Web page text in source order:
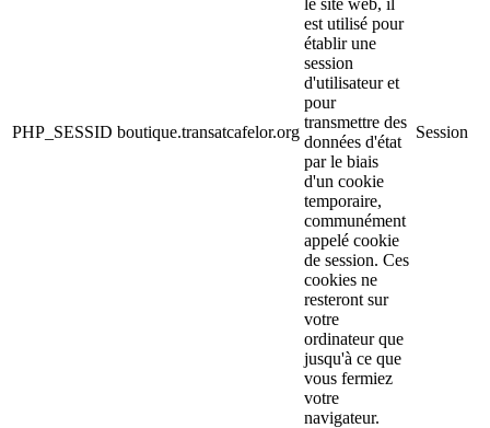
PHP_SESSID boutique.transatcafelor.org
est utilisé pour
établir une
session
d'utilisateur et
pour
transmettre des
données d'état
par le biais
d'un cookie
temporaire,
communément
appelé cookie
de session. Ces
cookies ne
resteront sur
votre
ordinateur que
jusqu'à ce que
vous fermiez
votre
navigateur.
Session